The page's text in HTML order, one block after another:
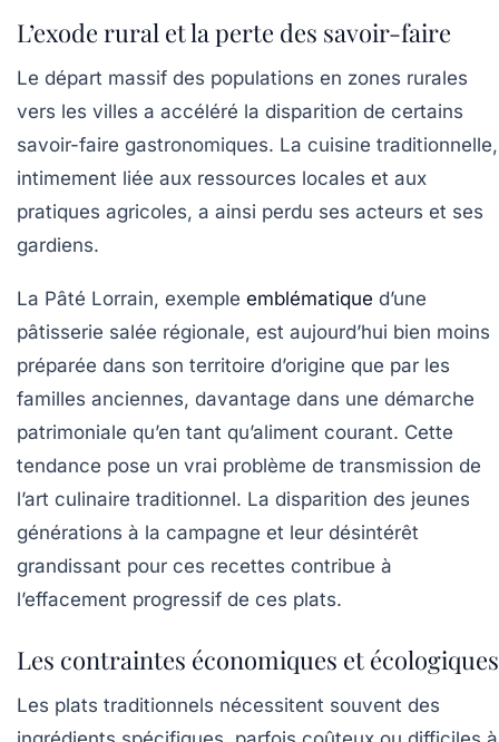
L’exode rural et la perte des savoir-faire
Le départ massif des populations en zones rurales
vers les villes a accéléré la disparition de certains
savoir-faire gastronomiques. La cuisine traditionnelle,
intimement liée aux ressources locales et aux
pratiques agricoles, a ainsi perdu ses acteurs et ses
gardiens.
La Pâté Lorrain, exemple emblématique d’une
pâtisserie salée régionale, est aujourd’hui bien moins
préparée dans son territoire d’origine que par les
familles anciennes, davantage dans une démarche
patrimoniale qu’en tant qu’aliment courant. Cette
tendance pose un vrai problème de transmission de
l’art culinaire traditionnel. La disparition des jeunes
générations à la campagne et leur désintérêt
grandissant pour ces recettes contribue à
l’effacement progressif de ces plats.
Les contraintes économiques et écologiques
Les plats traditionnels nécessitent souvent des